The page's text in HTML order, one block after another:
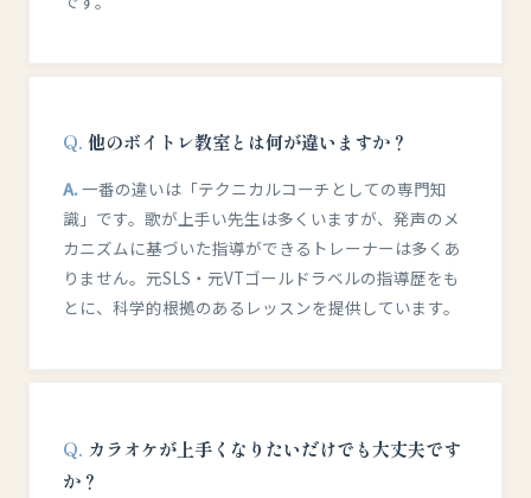
他のボイトレ教室とは何が違いますか？
一番の違いは「テクニカルコーチとしての専門知
識」です。歌が上手い先生は多くいますが、発声のメ
カニズムに基づいた指導ができるトレーナーは多くあ
りません。元SLS・元VTゴールドラベルの指導歴をも
とに、科学的根拠のあるレッスンを提供しています。
カラオケが上手くなりたいだけでも大丈夫です
か？